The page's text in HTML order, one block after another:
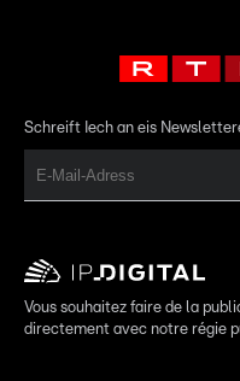
Schreift Iech an eis
Vous souhaitez faire de la
directement avec notre régie